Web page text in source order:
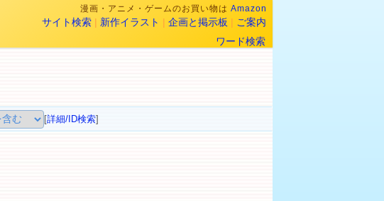
漫画・アニメ・ゲームのお買い物は Amazon
サイト検索 | 新作イラスト | 企画と掲示板 | ご案内
ワード検索
[詳細/ID検索]